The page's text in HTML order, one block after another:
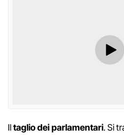
Iltaglio dei parlamentari. Si